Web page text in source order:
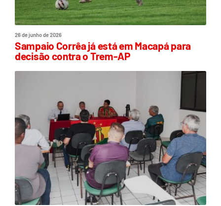
26 de junho de 2026
Sampaio Corrêa já está em Macapá para
decisão contra o Trem-AP